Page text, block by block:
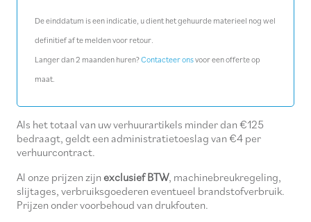
hydrostatische
trekker
aantal
De einddatum is een indicatie, u dient het gehuurde materieel nog wel
definitief af te melden voor retour.
Langer dan 2 maanden huren?Contacteer onsvoor een offerte op
maat.
Als het totaal van uw verhuurartikels minder dan €125
bedraagt, geldt een administratietoeslag van €4 per
verhuurcontract.
Al onze prijzen zijn exclusief BTW, machinebreukregeling,
slijtages, verbruiksgoederen eventueel brandstofverbruik.
Prijzen onder voorbehoud van drukfouten.